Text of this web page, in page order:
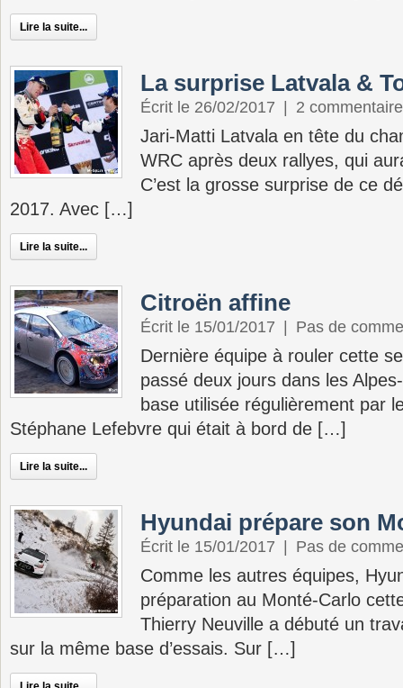
Lire la suite...
La surprise Latvala &
Écrit le 26/02/2017 2
Jari-Matti Latvala en tête du
WRC après deux rallyes, qui
C’est la grosse surprise de ce
2017. Avec […]
Lire la suite...
Citroën affine
Écrit le 15/01/2017 Pas de
Dernière équipe à rouler cette
passé deux jours dans les
base utilisée régulièrement par
Stéphane Lefebvre qui était à bord de […]
Lire la suite...
Hyundai prépare son
Écrit le 15/01/2017 Pas de
Comme les autres équipes,
préparation au Monté-Carlo
Thierry Neuville a débuté un
sur la même base d’essais. Sur […]